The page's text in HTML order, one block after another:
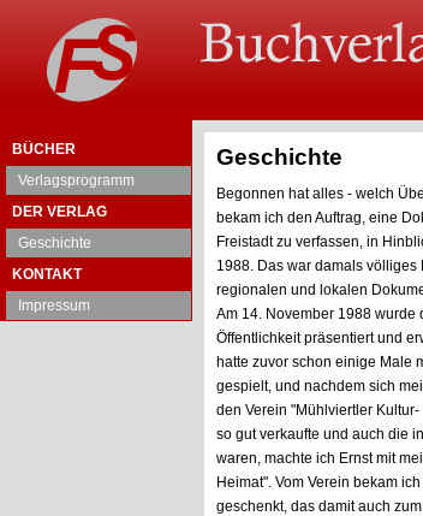
BÜCHER
Verlagsprogramm
DER VERLAG
Geschichte
KONTAKT
Impressum
Geschichte
Begonnen hat alles - welch
bekam ich den Auftrag, eine
Freistadt zu verfassen, in
1988. Das war damals
regionalen und lokalen
Am 14. November 1988 wurde
Öffentlichkeit präsentiert und
hatte zuvor schon einige Male
gespielt, und nachdem sich
den Verein "Mühlviertler
so gut verkaufte und auch die
waren, machte ich Ernst mit
Heimat". Vom Verein bekam
geschenkt, das damit auch